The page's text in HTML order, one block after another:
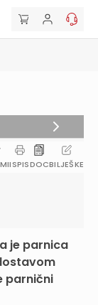
ISPISDOCBILJEŠKE
je parnica
parnični